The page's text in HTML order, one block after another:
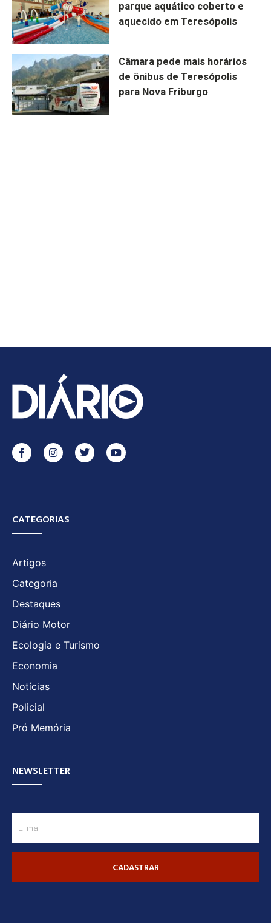
parque aquático coberto e
aquecido em Teresópolis
Câmara pede mais horários
de ônibus de Teresópolis
para Nova Friburgo
CATEGORIAS
Artigos
Categoria
Destaques
Diário Motor
Ecologia e Turismo
Economia
Notícias
Policial
Pró Memória
NEWSLETTER
CADASTRAR